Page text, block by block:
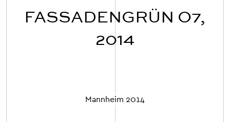
FASSADENGRÜN O7,
2014
Mannheim 2014